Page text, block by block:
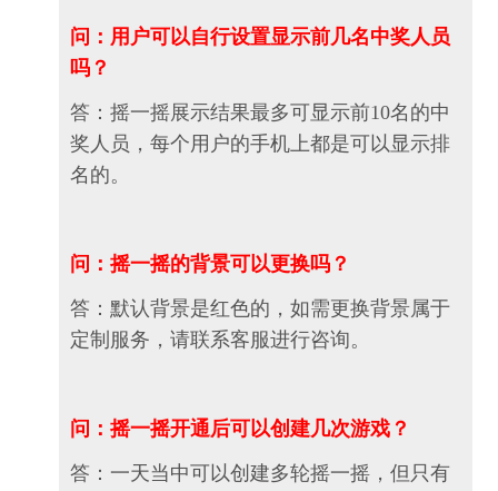
问：用户可以自行设置显示前几名中奖人员
吗？
答：摇一摇展示结果最多可显示前10名的中
奖人员，每个用户的手机上都是可以显示排
名的。
问：摇一摇的背景可以更换吗？
答：默认背景是红色的，如需更换背景属于
定制服务，请联系客服进行咨询。
问：摇一摇开通后可以创建几次游戏？
答：一天当中可以创建多轮摇一摇，但只有